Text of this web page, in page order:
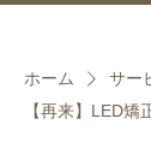
ホーム
サー
【再来】LED矯